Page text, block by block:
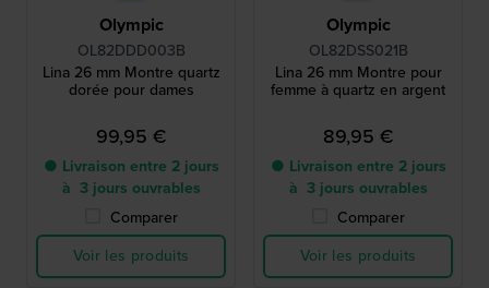
Olympic
OL82DDD003B
Lina 26 mm Montre quartz
dorée pour dames
99,95 €
● Livraison entre 2 jours
à 3 jours ouvrables
Comparer
Voir les produits
Olympic
OL82DSS021B
Lina 26 mm Montre pour
femme à quartz en argent
89,95 €
● Livraison entre 2 jours
à 3 jours ouvrables
Comparer
Voir les produits